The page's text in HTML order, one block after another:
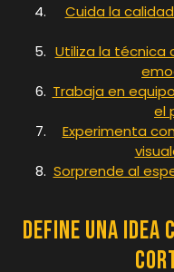
Cuida la
Utiliza la
Trabaja en
el
Experimenta
Sorprende al
Define una